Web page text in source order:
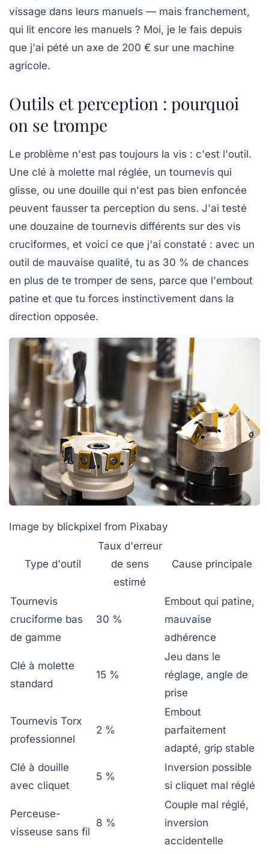
vissage dans leurs manuels — mais franchement,
qui lit encore les manuels ? Moi, je le fais depuis
que j'ai pété un axe de 200 € sur une machine
agricole.
Outils et perception : pourquoi
on se trompe
Le problème n'est pas toujours la vis : c'est l'outil.
Une clé à molette mal réglée, un tournevis qui
glisse, ou une douille qui n'est pas bien enfoncée
peuvent fausser ta perception du sens. J'ai testé
une douzaine de tournevis différents sur des vis
cruciformes, et voici ce que j'ai constaté : avec un
outil de mauvaise qualité, tu as 30 % de chances
en plus de te tromper de sens, parce que l'embout
patine et que tu forces instinctivement dans la
direction opposée.
Image by blickpixel from Pixabay
Type d'outil
Taux d'erreur
de sens
estimé
Cause principale
Tournevis
cruciforme bas
de gamme
30 %
Embout qui patine,
mauvaise
adhérence
Clé à molette
standard
15 %
Jeu dans le
réglage, angle de
prise
Tournevis Torx
professionnel
2 %
Embout
parfaitement
adapté, grip stable
Clé à douille
avec cliquet
5 %
Inversion possible
si cliquet mal réglé
Perceuse-
visseuse sans fil
8 %
Couple mal réglé,
inversion
accidentelle